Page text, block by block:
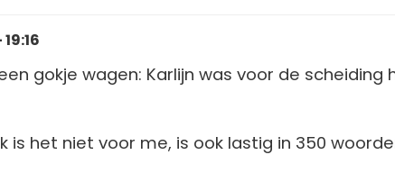
gokje wagen: Karlijn was voor de scheiding
is het niet voor me, is ook lastig in 350